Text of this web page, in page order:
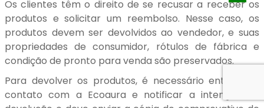
Os clientes têm o direito de se recusar a receber os
produtos e solicitar um reembolso. Nesse caso, os
produtos devem ser devolvidos ao vendedor, e suas
propriedades de consumidor, rótulos de fábrica e
condição de pronto para venda são preservados.
Para devolver os produtos, é necessário entrar em
contato com a Ecoaura e notificar a intenção de